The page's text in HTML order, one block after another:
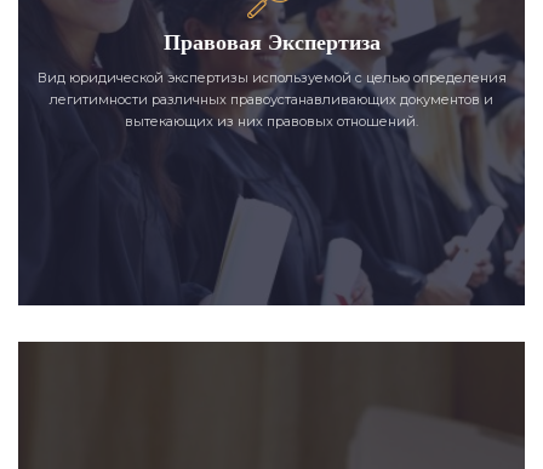
Правовая Экспертиза
Вид юридической экспертизы используемой с целью определения
легитимности различных правоустанавливающих документов и
вытекающих из них правовых отношений.